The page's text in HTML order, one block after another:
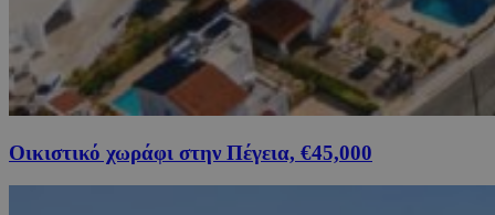
Οικιστικό χωράφι στην Πέγεια, €45,000